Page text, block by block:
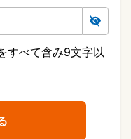
すべて含み9文字以